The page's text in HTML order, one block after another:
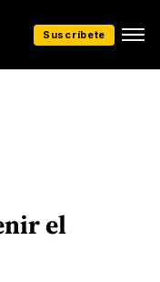
Suscríbete
el